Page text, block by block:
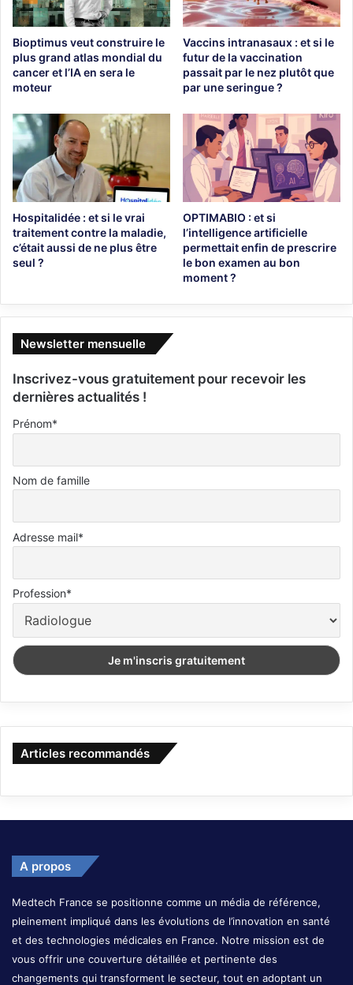
Bioptimus veut construire le
plus grand atlas mondial du
cancer et l’IA en sera le
moteur
Vaccins intranasaux : et si le
futur de la vaccination
passait par le nez plutôt que
par une seringue ?
Hospitalidée : et si le vrai
traitement contre la maladie,
c’était aussi de ne plus être
seul ?
OPTIMABIO : et si
l’intelligence artificielle
permettait enfin de prescrire
le bon examen au bon
moment ?
Newsletter mensuelle
Inscrivez-vous gratuitement pour recevoir les
dernières actualités !
Prénom*
Nom de famille
Adresse mail*
Profession*
Articles recommandés
A propos
Medtech France se positionne comme un média de référence,
pleinement impliqué dans les évolutions de l’innovation en santé
et des technologies médicales en France. Notre mission est de
vous offrir une couverture détaillée et pertinente des
changements qui transforment le secteur, tout en adoptant un